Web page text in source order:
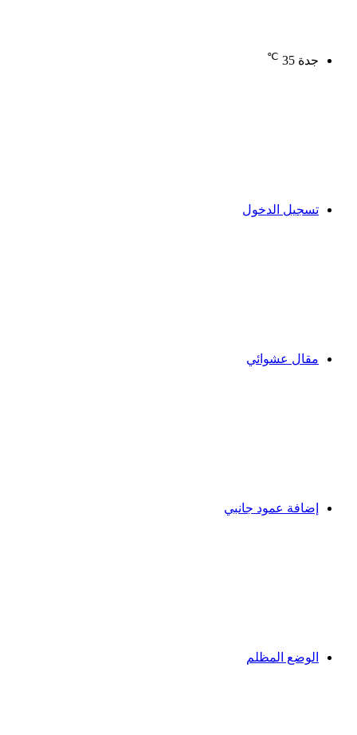
جدة 35
℃
تسجيل الدخول
مقال عشوائي
إضافة عمود جانبي
الوضع المظلم